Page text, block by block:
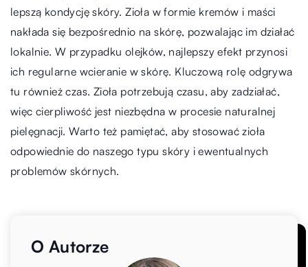
lepszą kondycję skóry. Zioła w formie kremów i maści
nakłada się bezpośrednio na skórę, pozwalając im działać
lokalnie. W przypadku olejków, najlepszy efekt przynosi
ich regularne wcieranie w skórę. Kluczową rolę odgrywa
tu również czas. Zioła potrzebują czasu, aby zadziałać,
więc cierpliwość jest niezbędna w procesie naturalnej
pielęgnacji. Warto też pamiętać, aby stosować zioła
odpowiednie do naszego typu skóry i ewentualnych
problemów skórnych.
O Autorze